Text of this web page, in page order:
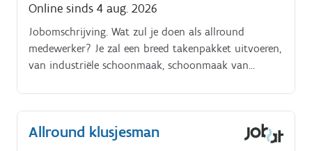
Online sinds 4 aug. 2026
Jobomschrijving. Wat zul je doen als allround
medewerker? Je zal een breed takenpakket uitvoeren,
van industriële schoonmaak, schoonmaak van
Allround klusjesman